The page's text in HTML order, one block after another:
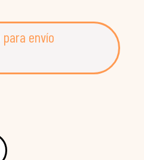
para envío